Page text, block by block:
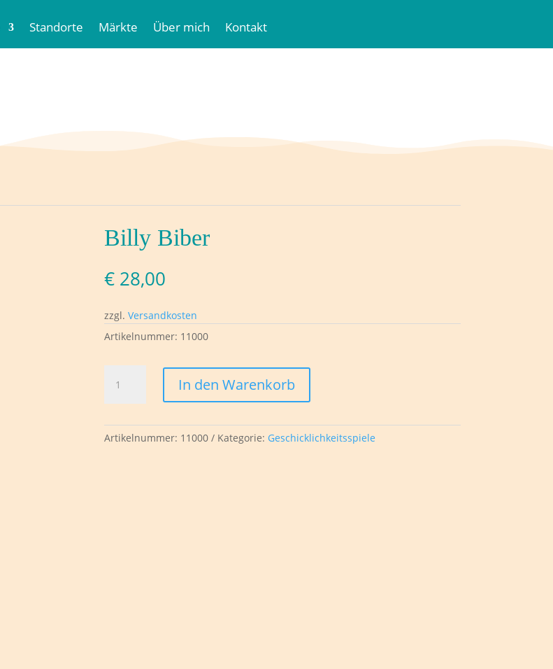
Standorte Märkte Über mich Kontakt
Billy Biber
€28,00
zzgl. Versandkosten
Artikelnummer: 11000
Biber
Menge
In den Warenkorb
Artikelnummer: 11000 Kategorie: Geschicklichkeitsspiele